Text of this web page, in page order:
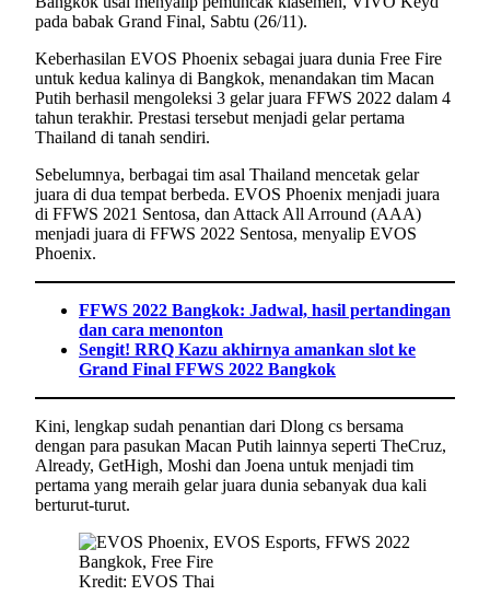
pada babak Grand Final, Sabtu (26/11).
Keberhasilan EVOS Phoenix sebagai juara dunia Free Fire
untuk kedua kalinya di Bangkok, menandakan tim Macan
Putih berhasil mengoleksi 3 gelar juara FFWS 2022 dalam 4
tahun terakhir. Prestasi tersebut menjadi gelar pertama
Thailand di tanah sendiri.
Sebelumnya, berbagai tim asal Thailand mencetak gelar
juara di dua tempat berbeda. EVOS Phoenix menjadi juara
di FFWS 2021 Sentosa, dan Attack All Arround (AAA)
menjadi juara di FFWS 2022 Sentosa, menyalip EVOS
Phoenix.
FFWS 2022 Bangkok: Jadwal, hasil pertandingan
dan cara menonton
Sengit! RRQ Kazu akhirnya amankan slot ke
Grand Final FFWS 2022 Bangkok
Kini, lengkap sudah penantian dari Dlong cs bersama
dengan para pasukan Macan Putih lainnya seperti TheCruz,
Already, GetHigh, Moshi dan Joena untuk menjadi tim
pertama yang meraih gelar juara dunia sebanyak dua kali
berturut-turut.
Kredit: EVOS Thai